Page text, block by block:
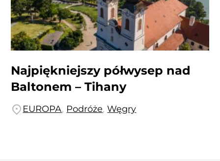
Najpiękniejszy półwysep nad
Baltonem – Tihany
EUROPA, Podróże,Węgry